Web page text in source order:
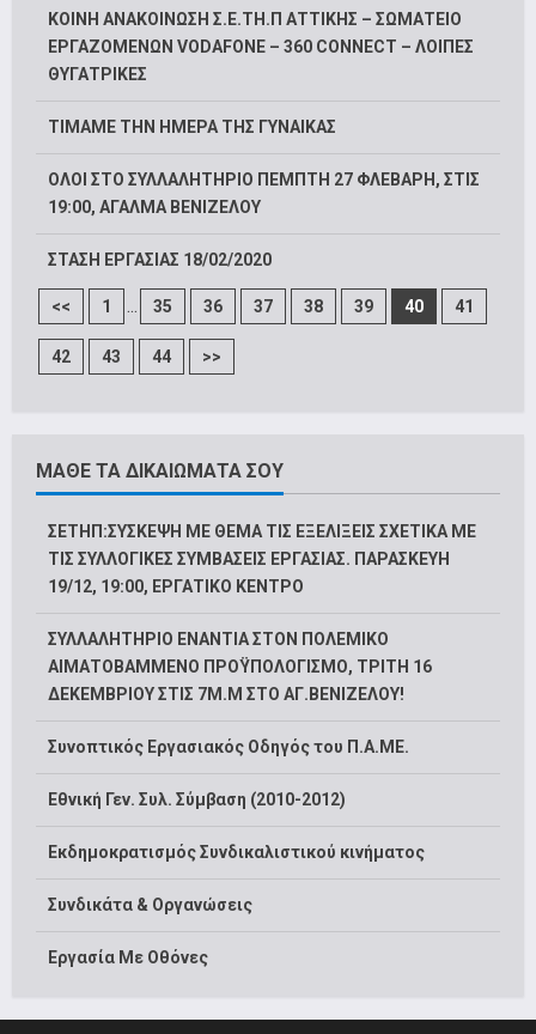
ΚΟΙΝΗ ΑΝΑΚΟΙΝΩΣΗ Σ.Ε.ΤΗ.Π ΑΤΤΙΚΗΣ – ΣΩΜΑΤΕΙΟ
ΕΡΓΑΖΟΜΕΝΩΝ VODAFONE – 360 CONNECT – ΛΟΙΠΕΣ
ΘΥΓΑΤΡΙΚΕΣ
ΤΙΜΑΜΕ ΤΗΝ ΗΜΕΡΑ ΤΗΣ ΓΥΝΑΙΚΑΣ
ΟΛΟΙ ΣΤΟ ΣΥΛΛΑΛΗΤΗΡΙΟ ΠΕΜΠΤΗ 27 ΦΛΕΒΑΡΗ, ΣΤΙΣ
19:00, ΑΓΑΛΜΑ ΒΕΝΙΖΕΛΟΥ
ΣΤΑΣΗ ΕΡΓΑΣΙΑΣ 18/02/2020
<< 1 ... 35 36 37 38 39 40 41
42 43 44 >>
ΜΑΘΕ ΤΑ ΔΙΚΑΙΩΜΑΤΑ ΣΟΥ
ΣΕΤΗΠ:ΣΥΣΚΕΨΗ ΜΕ ΘΕΜΑ ΤΙΣ ΕΞΕΛΙΞΕΙΣ ΣΧΕΤΙΚΑ ΜΕ
ΤΙΣ ΣΥΛΛΟΓΙΚΕΣ ΣΥΜΒΑΣΕΙΣ ΕΡΓΑΣΙΑΣ. ΠΑΡΑΣΚΕΥΗ
19/12, 19:00, ΕΡΓΑΤΙΚΟ ΚΕΝΤΡΟ
ΣΥΛΛΑΛΗΤΗΡΙΟ ΕΝΑΝΤΙΑ ΣΤΟΝ ΠΟΛΕΜΙΚΟ
ΑΙΜΑΤΟΒΑΜΜΕΝΟ ΠΡΟΫΠΟΛΟΓΙΣΜΟ, ΤΡΙΤΗ 16
ΔΕΚΕΜΒΡΙΟΥ ΣΤΙΣ 7Μ.Μ ΣΤΟ ΑΓ.ΒΕΝΙΖΕΛΟΥ!
Συνοπτικός Εργασιακός Οδηγός του Π.Α.ΜΕ.
Εθνική Γεν. Συλ. Σύμβαση (2010-2012)
Εκδημοκρατισμός Συνδικαλιστικού κινήματος
Συνδικάτα & Οργανώσεις
Εργασία Με Οθόνες